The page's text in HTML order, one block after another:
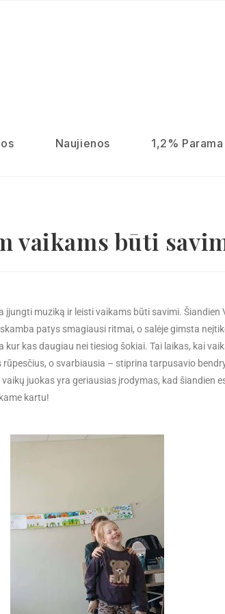
Naujienos 1,2% Parama
vaikams būti
muziką ir leisti vaikams būti savimi. Šiandien
patys smagiausi ritmai, o salėje gimsta
kur kas daugiau nei tiesiog šokiai. Tai laikas, kai
o svarbiausia – stiprina tarpusavio
juokas yra geriausias įrodymas, kad šiandien
kartu!